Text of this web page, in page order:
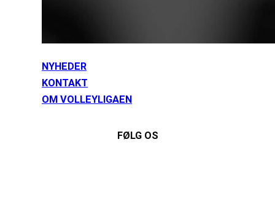
NYHEDER
KONTAKT
OM VOLLEYLIGAEN
FØLG OS